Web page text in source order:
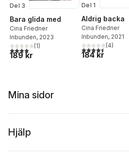
Del 3
Bara glida med
Cina Friedner
Inbunden, 2023
4,0utav 5 stjärnor. Totalt antal röster:
(1)
189 kr
Del 1
Aldrig backa
Cina Friedner
Inbunden, 2021
4,5utav 5(4)
184 kr
Mina sidor
Hjälp